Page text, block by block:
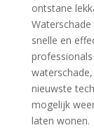
ontstane
snelle en
nieuwste
mogelijk
laten wonen.​